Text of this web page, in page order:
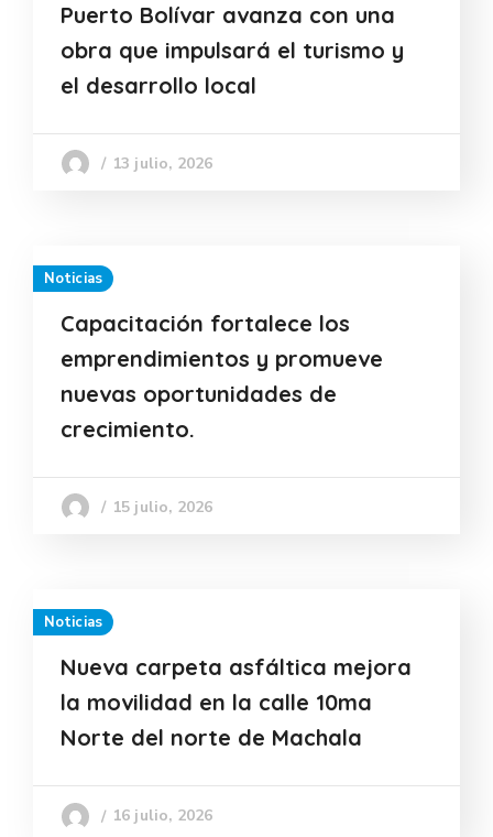
Puerto Bolívar avanza con una
obra que impulsará el turismo y
el desarrollo local
13 julio, 2026
Noticias
Capacitación fortalece los
emprendimientos y promueve
nuevas oportunidades de
crecimiento.
15 julio, 2026
Noticias
Nueva carpeta asfáltica mejora
la movilidad en la calle 10ma
Norte del norte de Machala
16 julio, 2026